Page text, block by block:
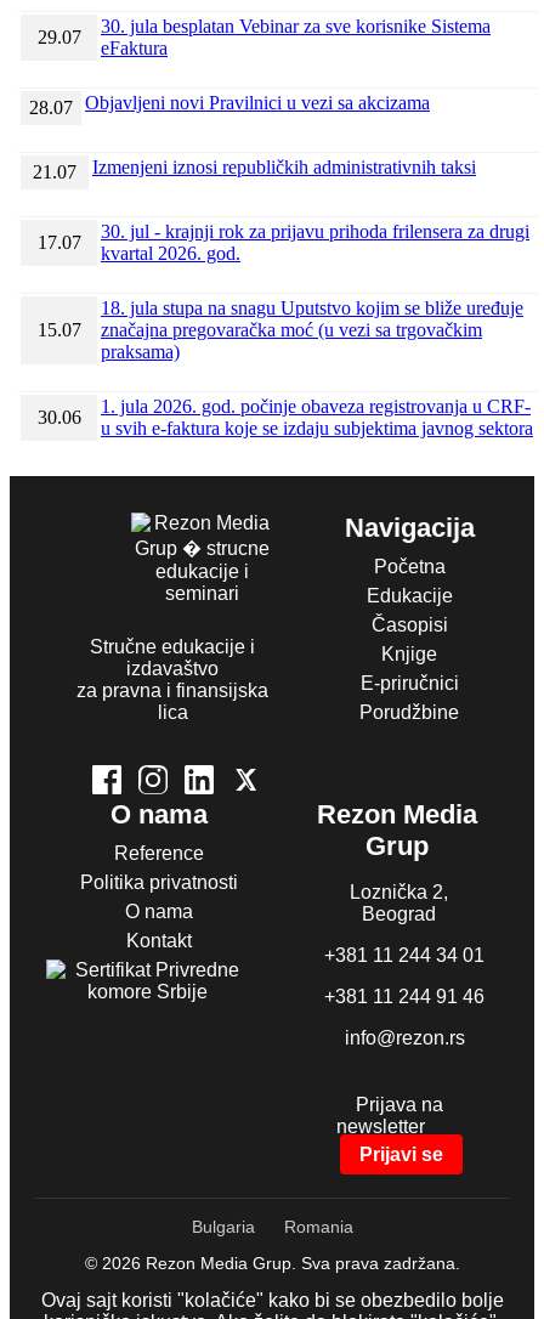
29.07
30. jula besplatan Vebinar za sve korisnike Sistema
eFaktura
28.07 Objavljeni novi Pravilnici u vezi sa akcizama
21.07 Izmenjeni iznosi republičkih administrativnih taksi
17.07
30. jul - krajnji rok za prijavu prihoda frilensera za drugi
kvartal 2026. god.
15.07
18. jula stupa na snagu Uputstvo kojim se bliže uređuje
značajna pregovaračka moć (u vezi sa trgovačkim
praksama)
30.06
1. jula 2026. god. počinje obaveza registrovanja u CRF-
u svih e-faktura koje se izdaju subjektima javnog sektora
Stručne edukacije i
izdavaštvo
za pravna i finansijska
lica
Navigacija
Početna
Edukacije
Časopisi
Knjige
E-priručnici
Porudžbine
O nama
Reference
Politika privatnosti
O nama
Kontakt
Rezon Media
Grup
Loznička 2,
Beograd
+381 11 244 34 01
+381 11 244 91 46
info@rezon.rs
Prijava na
newsletter
Prijavi se
Bulgaria
Romania
© 2026 Rezon Media Grup. Sva prava zadržana.
Ovaj sajt koristi "kolačiće" kako bi se obezbedilo bolje